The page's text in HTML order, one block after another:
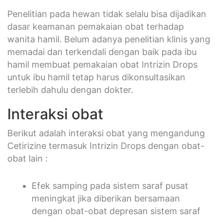
Penelitian pada hewan tidak selalu bisa dijadikan
dasar keamanan pemakaian obat terhadap
wanita hamil. Belum adanya penelitian klinis yang
memadai dan terkendali dengan baik pada ibu
hamil membuat pemakaian obat Intrizin Drops
untuk ibu hamil tetap harus dikonsultasikan
terlebih dahulu dengan dokter.
Interaksi obat
Berikut adalah interaksi obat yang mengandung
Cetirizine termasuk Intrizin Drops dengan obat-
obat lain :
Efek samping pada sistem saraf pusat
meningkat jika diberikan bersamaan
dengan obat-obat depresan sistem saraf